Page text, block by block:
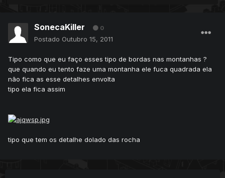
SonecaKiller 0
Postado Outubro 15, 2011
Tipo como que eu faço esses tipo de bordas nas montanhas ?
que quando eu tento faze uma montanha ele fuca quadrada ela
não fica as esse detalhes envolta
tipo ela fica assim
tipo que tem os detalhe dolado das rocha